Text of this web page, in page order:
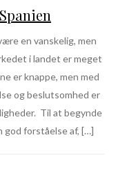
en vanskelig, men
i landet er meget
er knappe, men med
og beslutsomhed er
Til at begynde
god forståelse af, […]